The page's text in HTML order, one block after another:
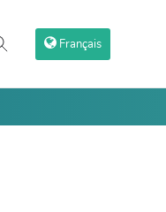
Français